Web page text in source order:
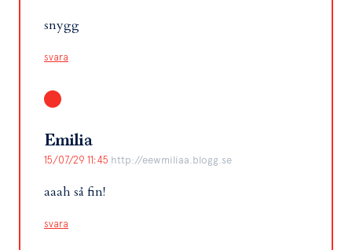
snygg
svara
Emilia
15/07/29 11:45 http://eewmiliaa.blogg.se
aaah så fin!
svara